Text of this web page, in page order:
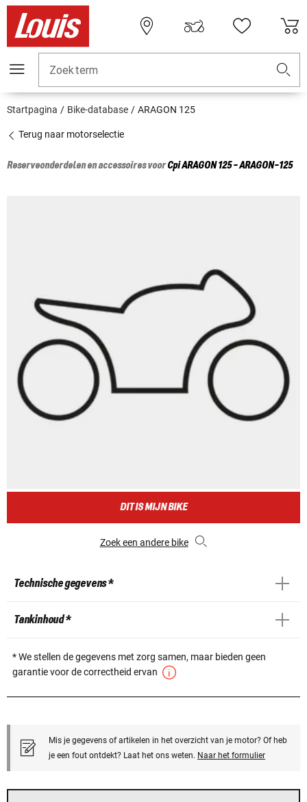
Zoekterm
Startpagina Bike-database ARAGON 125
Terug naar motorselectie
Reserveonderdelen en accessoires voorCpiARAGON 125 - ARAGON-125
DIT IS MIJN BIKE
Zoek een andere bike
Technische gegevens *
Tankinhoud *
* We stellen de gegevens met zorg samen, maar bieden geen
garantie voor de correctheid ervan
Mis je gegevens of artikelen in het overzicht van je motor? Of heb
je een fout ontdekt? Laat het ons weten. Naar het formulier